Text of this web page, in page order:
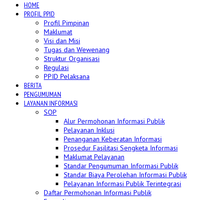
HOME
PROFIL PPID
Profil Pimpinan
Maklumat
Visi dan Misi
Tugas dan Wewenang
Struktur Organisasi
Regulasi
PPID Pelaksana
BERITA
PENGUMUMAN
LAYANAN INFORMASI
SOP
Alur Permohonan Informasi Publik
Pelayanan Inklusi
Penanganan Keberatan Informasi
Prosedur Fasilitasi Sengketa Informasi
Maklumat Pelayanan
Standar Pengumuman Informasi Publik
Standar Biaya Perolehan Informasi Publik
Pelayanan Informasi Publik Terintegrasi
Daftar Permohonan Informasi Publik